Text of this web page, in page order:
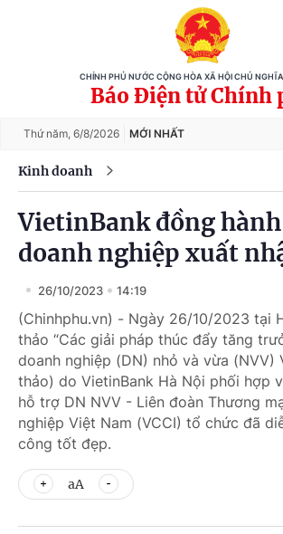
CHÍNH PHỦ NƯỚC CỘNG HÒA XÃ HỘI CHỦ
Báo Điện tử Chính
Thứ năm, 6/8/2026 MỚI NHẤT
Kinh doanh
VietinBank đồng
doanh nghiệp xuất
26/10/2023 14:19
(Chinhphu.vn) - Ngày 26/10/2023 tại
thảo “Các giải pháp thúc đẩy tăng
doanh nghiệp (DN) nhỏ và vừa (NVV)
thảo) do VietinBank Hà Nội phối hợp
hỗ trợ DN NVV - Liên đoàn Thương
nghiệp Việt Nam (VCCI) tổ chức đã
công tốt đẹp.
aA